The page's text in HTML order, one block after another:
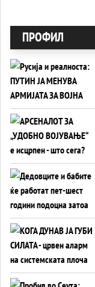
ПРОФИЛ